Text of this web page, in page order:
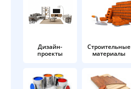
Дизайн-
проекты
Строительные
материалы